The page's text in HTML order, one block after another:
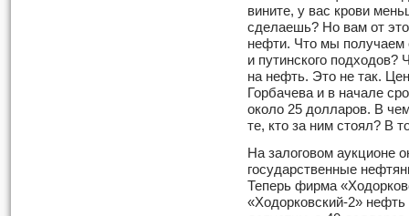
вините, у вас крови
сделаешь? Но вам от
нефти. Что мы получаем
и путинского подходов?
на нефть. Это не так.
Горбачева и в начале
около 25 долларов. В
те, кто за ним стоял? В
На залоговом аукционе
государственные
Те­перь фирма
«Ходорковский-2»